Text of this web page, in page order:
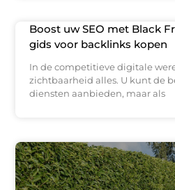
Boost uw SEO met Black
gids voor backlinks kopen
In de competitieve digitale
zichtbaarheid alles. U kunt de
diensten aanbieden, maar als